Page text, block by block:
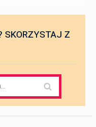
SKORZYSTAJ Z